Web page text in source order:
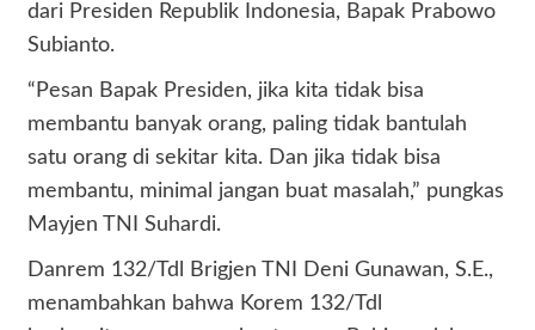
dari Presiden Republik Indonesia, Bapak Prabowo
Subianto.
“Pesan Bapak Presiden, jika kita tidak bisa
membantu banyak orang, paling tidak bantulah
satu orang di sekitar kita. Dan jika tidak bisa
membantu, minimal jangan buat masalah,” pungkas
Mayjen TNI Suhardi.
Danrem 132/Tdl Brigjen TNI Deni Gunawan, S.E.,
menambahkan bahwa Korem 132/Tdl